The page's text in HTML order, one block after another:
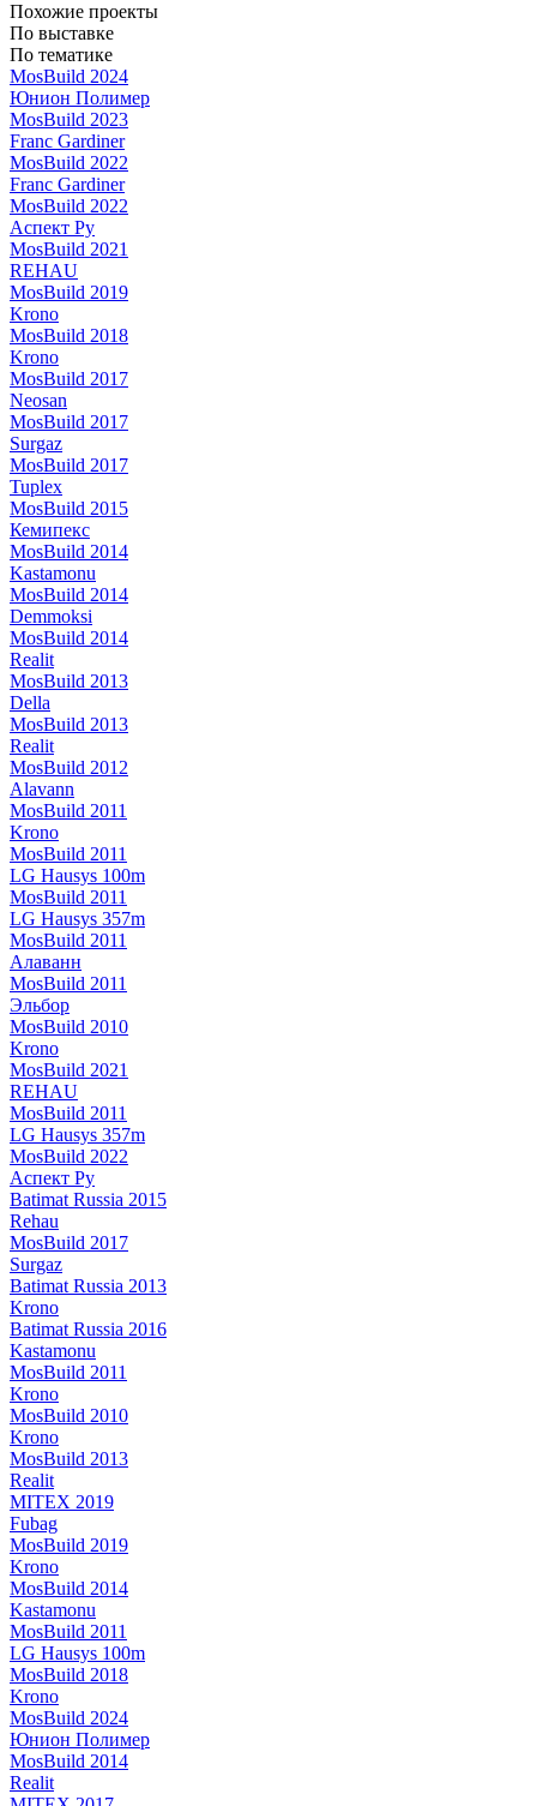
Похожие проекты
По выставке
По тематике
MosBuild 2024
Юнион Полимер
MosBuild 2023
Franc Gardiner
MosBuild 2022
Franc Gardiner
MosBuild 2022
Аспект Ру
MosBuild 2021
REHAU
MosBuild 2019
Krono
MosBuild 2018
Krono
MosBuild 2017
Neosan
MosBuild 2017
Surgaz
MosBuild 2017
Tuplex
MosBuild 2015
Кемипекс
MosBuild 2014
Kastamonu
MosBuild 2014
Demmoksi
MosBuild 2014
Realit
MosBuild 2013
Della
MosBuild 2013
Realit
MosBuild 2012
Alavann
MosBuild 2011
Krono
MosBuild 2011
LG Hausys 100m
MosBuild 2011
LG Hausys 357m
MosBuild 2011
Алаванн
MosBuild 2011
Эльбор
MosBuild 2010
Krono
MosBuild 2021
REHAU
MosBuild 2011
LG Hausys 357m
MosBuild 2022
Аспект Ру
Batimat Russia 2015
Rehau
MosBuild 2017
Surgaz
Batimat Russia 2013
Krono
Batimat Russia 2016
Kastamonu
MosBuild 2011
Krono
MosBuild 2010
Krono
MosBuild 2013
Realit
MITEX 2019
Fubag
MosBuild 2019
Krono
MosBuild 2014
Kastamonu
MosBuild 2011
LG Hausys 100m
MosBuild 2018
Krono
MosBuild 2024
Юнион Полимер
MosBuild 2014
Realit